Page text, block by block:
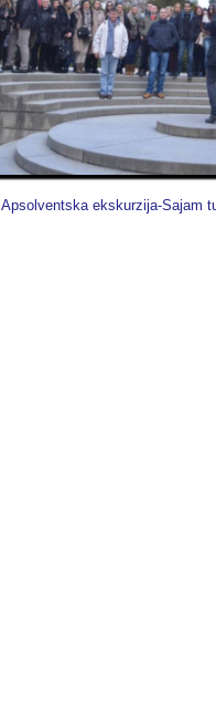
Apsolventska ekskurzija-Sajam